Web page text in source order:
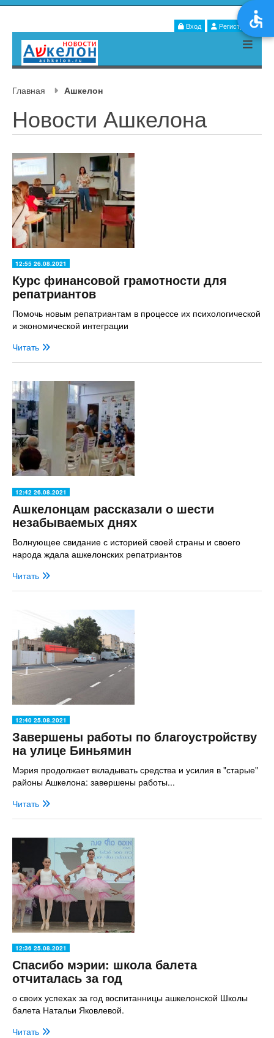
Вход Регистрация
Главная Ашкелон
Новости Ашкелона
12:55 26.08.2021
Курс финансовой грамотности для
репатриантов
Помочь новым репатриантам в процессе их психологической
и экономической интеграции
Читать
12:42 26.08.2021
Ашкелонцам рассказали о шести
незабываемых днях
Волнующее свидание с историей своей страны и своего
народа ждала ашкелонских репатриантов
Читать
12:40 25.08.2021
Завершены работы по благоустройству
на улице Биньямин
Мэрия продолжает вкладывать средства и усилия в "старые"
районы Ашкелона: завершены работы...
Читать
12:36 25.08.2021
Спасибо мэрии: школа балета
отчиталась за год
о своих успехах за год воспитанницы ашкелонской Школы
балета Натальи Яковлевой.
Читать